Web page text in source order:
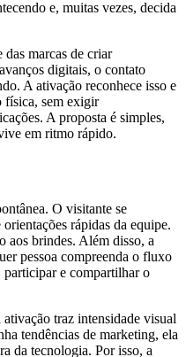
e, muitas vezes, decida
das marcas de criar
digitais, o contato
A ativação reconhece isso e
física, sem exigir
A proposta é simples,
em ritmo rápido.
O visitante se
rápidas da equipe.
aos brindes. Além disso, a
pessoa compreenda o fluxo
participar e compartilhar o
ativação traz intensidade visual
tendências de marketing, ela
da tecnologia. Por isso, a